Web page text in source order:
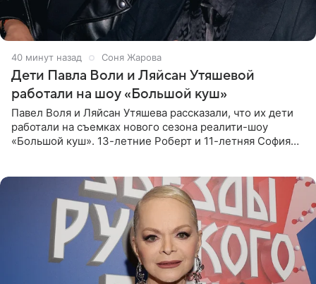
40 минут назад Соня Жарова
Дети Павла Воли и Ляйсан Утяшевой
работали на шоу «Большой куш»
Павел Воля и Ляйсан Утяшева рассказали, что их дети
работали на съемках нового сезона реалити-шоу
«Большой куш». 13-летние Роберт и 11-летняя София